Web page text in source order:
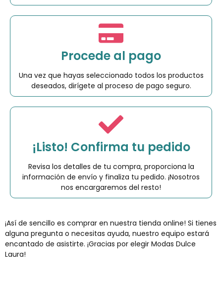
Procede al pago
Una vez que hayas seleccionado todos los productos
deseados, dirígete al proceso de pago seguro.
¡Listo! Confirma tu pedido
Revisa los detalles de tu compra, proporciona la
información de envío y finaliza tu pedido. ¡Nosotros
nos encargaremos del resto!
¡Así de sencillo es comprar en nuestra tienda online! Si tienes
alguna pregunta o necesitas ayuda, nuestro equipo estará
encantado de asistirte. ¡Gracias por elegir Modas Dulce
Laura!